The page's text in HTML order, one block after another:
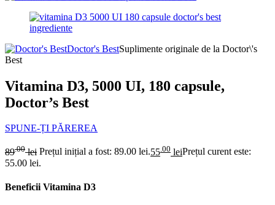
Doctor's BestSuplimente originale de la Doctor\'s
Best
Vitamina D3, 5000 UI, 180 capsule,
Doctor’s Best
SPUNE-ȚI PĂREREA
89.00 lei Prețul inițial a fost: 89.00 lei.55 .00 leiPrețul curent este:
55.00 lei.
Beneficii Vitamina D3